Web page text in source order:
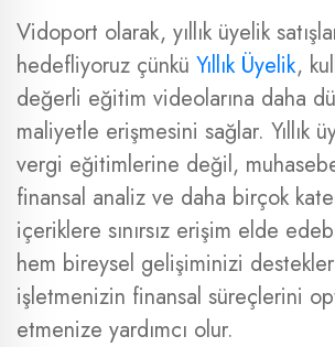
Vidoport olarak, yıllık üyelik
hedefliyoruz çünkü Yıllık Üyelik,
değerli eğitim videolarına daha
maliyetle erişmesini sağlar. Yıllık
vergi eğitimlerine değil,
finansal analiz ve daha birçok
içeriklere sınırsız erişim elde
hem bireysel gelişiminizi
işletmenizin finansal süreçlerini
etmenize yardımcı olur.